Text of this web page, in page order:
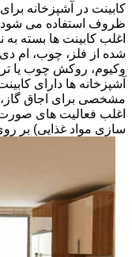
کابینت در آشپزخانه
ظروف استفاده می شود.
اغلب کابینت ها بسته به
شده از فلز، چوب، ام
وکیوم، روکش چوب یا
آشپزخانه ها دارای
مشخصی برای اجاق گاز،
اغلب فعالیت های صورت
سازی مواد غذایی) بر